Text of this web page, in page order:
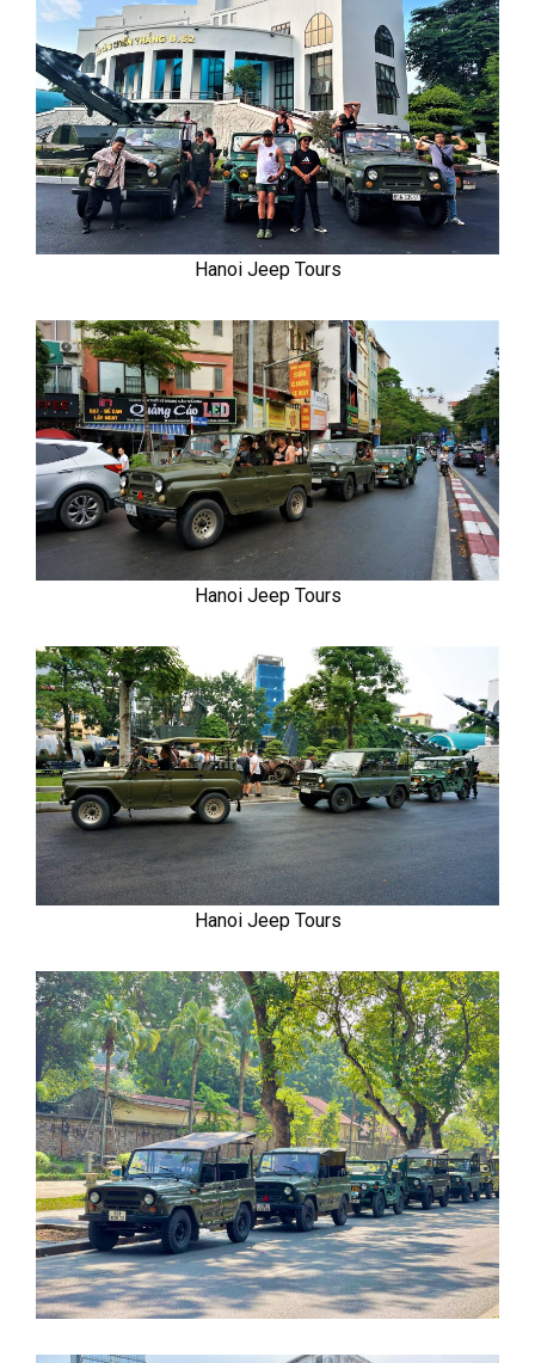
Hanoi Jeep Tours
Hanoi Jeep Tours
Hanoi Jeep Tours